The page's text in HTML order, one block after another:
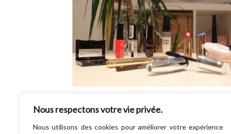
Nous respectons votre vie privée.
Nous utilisons des cookies pour améliorer votre expérience
plan ! Les Make up Days chez Yves rocher tu